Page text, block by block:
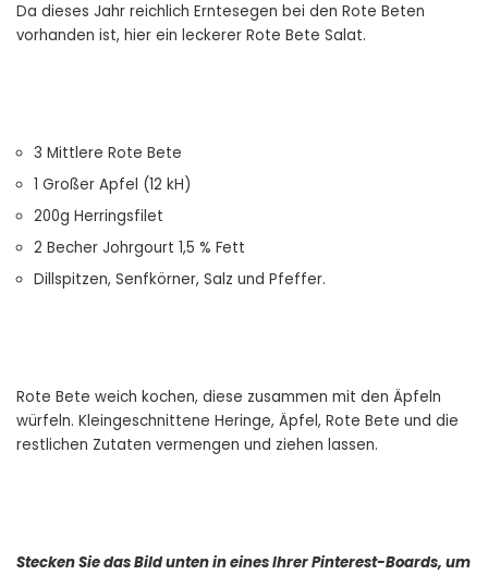
Da dieses Jahr reichlich Erntesegen bei den Rote Beten
vorhanden ist, hier ein leckerer Rote Bete Salat.
3 Mittlere Rote Bete
1 Großer Apfel (12 kH)
200g Herringsfilet
2 Becher Johrgourt 1,5 % Fett
Dillspitzen, Senfkörner, Salz und Pfeffer.
Rote Bete weich kochen, diese zusammen mit den Äpfeln
würfeln. Kleingeschnittene Heringe, Äpfel, Rote Bete und die
restlichen Zutaten vermengen und ziehen lassen.
Stecken Sie das Bild unten in eines Ihrer Pinterest-Boards, um